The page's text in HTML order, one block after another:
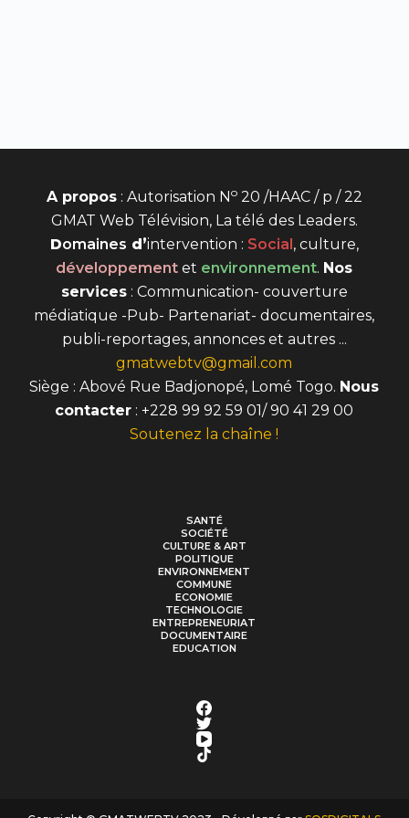
A propos: Autorisation N o20 /HAAC / p / 22
GMAT Web Télévision, La télé des Leaders.
Domaines d’intervention : Social , culture,
développement et environnement. Nos
services: Communication- couverture
médiatique -Pub- Partenariat- documentaires,
publi-reportages, annonces et autres ...
gmatwebtv@gmail.com
Siège : Abové Rue Badjonopé, Lomé Togo. Nous
contacter : +228 99 92 59 01/ 90 41 29 00
Soutenez la chaîne !
SANTÉ
SOCIÉTÉ
CULTURE & ART
POLITIQUE
ENVIRONNEMENT
COMMUNE
ECONOMIE
TECHNOLOGIE
ENTREPRENEURIAT
DOCUMENTAIRE
EDUCATION